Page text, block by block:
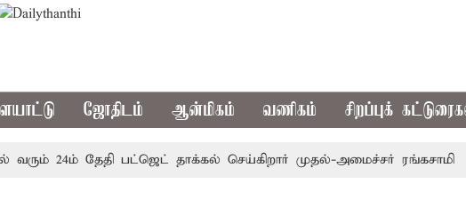
ஜோதிடம் ஆன்மிகம் வணிகம் சிறப்புக்
24ம் தேதி பட்ஜெட் தாக்கல் செய்கிறார் முதல்-அமைச்சர் ரங்கசாமி